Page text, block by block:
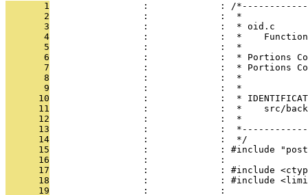
       1
:             : /
       2
                 :             :  *
       3
                 :             :  * oid.c
       4
:             :  *
       5
                 :             :  *
       6
:             :  * Portions
       7
:             :  * Portions
       8
                 :             :  *
       9
                 :             :  *
      10
:             :  *
      11
:             :  *    src/
      12
                 :             :  *
      13
:             :
      14
                 :             :  */
      15
:             : #include
      16
                 :             :
      17
:             : #include
      18
:             : #include
      19
                 :             :